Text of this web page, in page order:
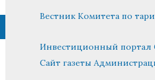
Вестник Комитета по
Инвестиционный портал
Сайт газеты